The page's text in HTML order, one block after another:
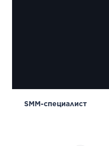
SMM-специалист